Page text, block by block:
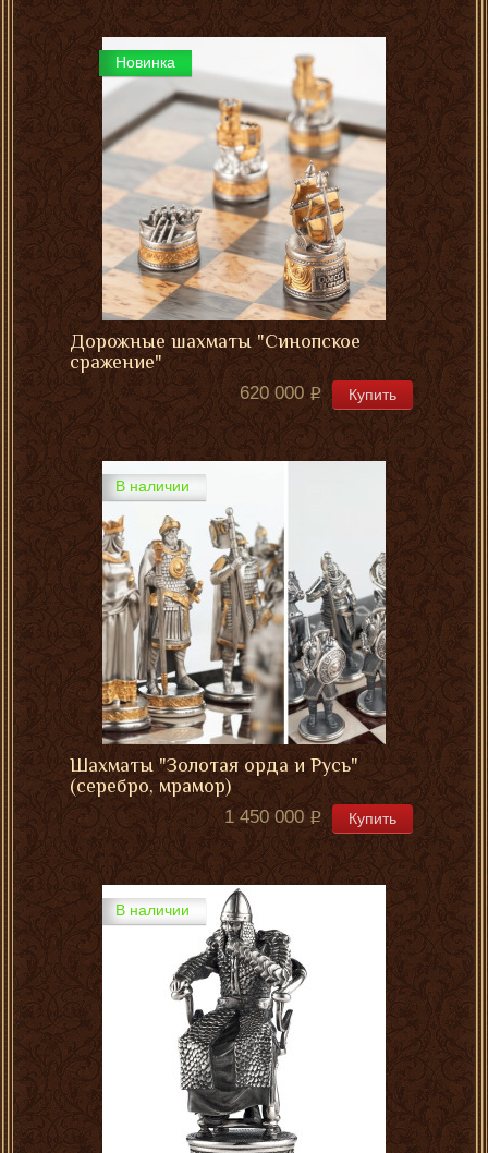
Новинка
Дорожные шахматы "Синопское
сражение"
620 000 Купить
В наличии
Шахматы "Золотая орда и Русь"
(серебро, мрамор)
1 450 000 Купить
В наличии